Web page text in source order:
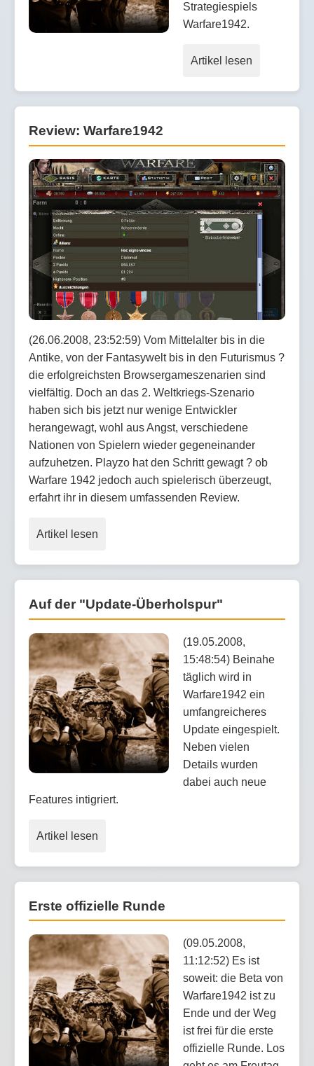
Strategiespiels
Warfare1942.
Artikel lesen
Review: Warfare1942
(26.06.2008, 23:52:59) Vom Mittelalter bis in die
Antike, von der Fantasywelt bis in den Futurismus ?
die erfolgreichsten Browsergameszenarien sind
vielfältig. Doch an das 2. Weltkriegs-Szenario
haben sich bis jetzt nur wenige Entwickler
herangewagt, wohl aus Angst, verschiedene
Nationen von Spielern wieder gegeneinander
aufzuhetzen. Playzo hat den Schritt gewagt ? ob
Warfare 1942 jedoch auch spielerisch überzeugt,
erfahrt ihr in diesem umfassenden Review.
Artikel lesen
Auf der "Update-Überholspur"
(19.05.2008,
15:48:54) Beinahe
täglich wird in
Warfare1942 ein
umfangreicheres
Update eingespielt.
Neben vielen
Details wurden
dabei auch neue
Features intigriert.
Artikel lesen
Erste offizielle Runde
(09.05.2008,
11:12:52) Es ist
soweit: die Beta von
Warfare1942 ist zu
Ende und der Weg
ist frei für die erste
offizielle Runde. Los